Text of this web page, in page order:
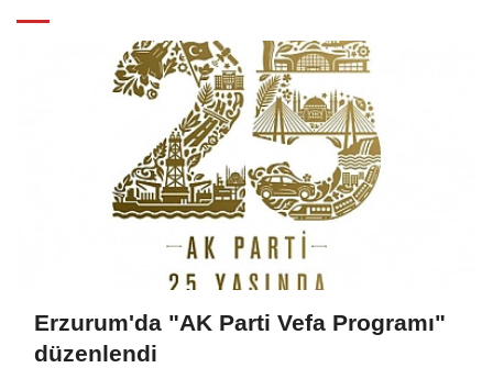
Erzurum'da "AK Parti Vefa Programı"
düzenlendi